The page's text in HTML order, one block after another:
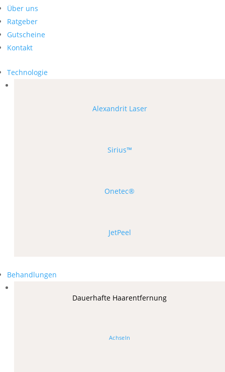
Über uns
Ratgeber
Gutscheine
Kontakt
Technologie
Alexandrit Laser
Sirius™
Onetec®
JetPeel
Behandlungen
Dauerhafte Haarentfernung
Achseln